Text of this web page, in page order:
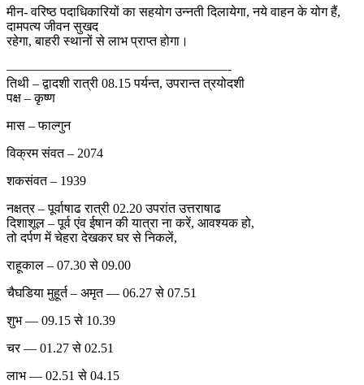
मीन- वरिष्ठ पदाधिकारियों का सहयोग उन्नती दिलायेगा, नये वाहन के योग हैं,
दामपत्य जीवन सुखद
रहेगा, बाहरी स्थानों से लाभ प्राप्त होगा।
—————————————————-
तिथी – द्वादशी रात्री 08.15 पर्यन्त, उपरान्त त्रयोदशी
पक्ष – कृष्ण
मास – फाल्गुन
विक्रम संवत – 2074
शकसंवत – 1939
नक्षत्र – पूर्वाषाढ रात्री 02.20 उपरांत उत्तराषाढ
दिशाशूल – पूर्व एंव ईषान की यात्रा ना करें, आवश्यक हो,
तो दर्पण में चेहरा देखकर घर से निकलें,
राहूकाल – 07.30 से 09.00
चैघडिया मुहूर्त – अमृत — 06.27 से 07.51
शुभ — 09.15 से 10.39
चर — 01.27 से 02.51
लाभ — 02.51 से 04.15